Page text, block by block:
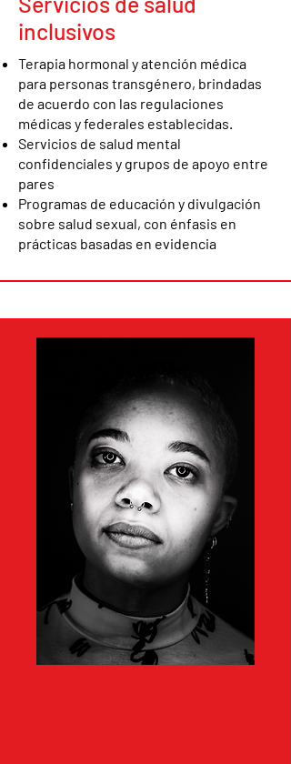
Pruebas de tuberculosis (TB), con
informes acordes con los requisitos de
salud pública
Servicios de salud para mujeres
(pruebas de Papanicolaou, atención
anticonceptiva, pruebas de embarazo),
con salvaguardas para garantizar el
acceso equitativo y la protección de la
privacidad.
inclusivos
Terapia hormonal y atención médica
para personas transgénero, brindadas
de acuerdo con las regulaciones
médicas y federales establecidas.
Servicios de salud mental
confidenciales y grupos de apoyo entre
pares
Programas de educación y divulgación
sobre salud sexual, con énfasis en
prácticas basadas en evidencia